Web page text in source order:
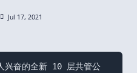
Jul 17, 2021
奋的全新 10 层共管公